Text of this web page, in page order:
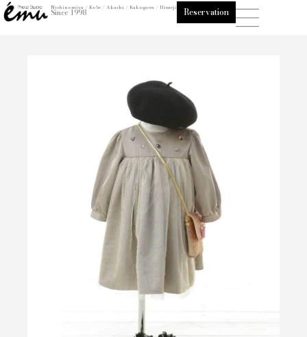
内
容
Nishinomiya / Kobe / Akashi / Kakogawa / Himeji
Since 1998 Reservation